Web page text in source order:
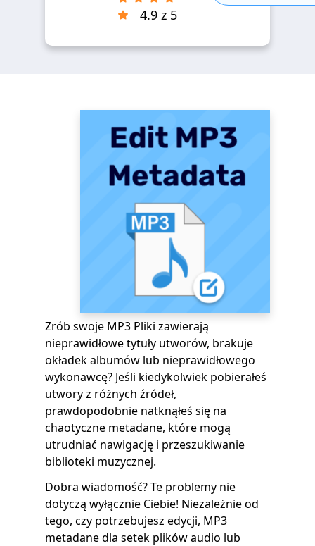
4.9 z 5
Zrób swoje MP3 Pliki zawierają
nieprawidłowe tytuły utworów, brakuje
okładek albumów lub nieprawidłowego
wykonawcę? Jeśli kiedykolwiek pobierałeś
utwory z różnych źródeł,
prawdopodobnie natknąłeś się na
chaotyczne metadane, które mogą
utrudniać nawigację i przeszukiwanie
biblioteki muzycznej.
Dobra wiadomość? Te problemy nie
dotyczą wyłącznie Ciebie! Niezależnie od
tego, czy potrzebujesz edycji, MP3
metadane dla setek plików audio lub